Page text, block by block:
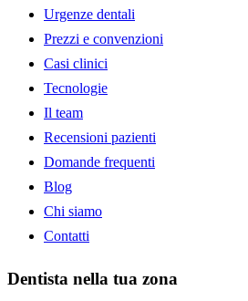
Urgenze dentali
Prezzi e convenzioni
Casi clinici
Tecnologie
Il team
Recensioni pazienti
Domande frequenti
Blog
Chi siamo
Contatti
Dentista nella tua zona